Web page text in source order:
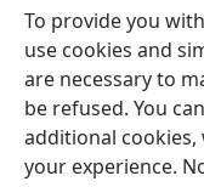
To provide you
use cookies and
are necessary to
be refused. You
additional
your experience.
window)JW Hub
(opens
new
window)JW Library
Watchtower Library